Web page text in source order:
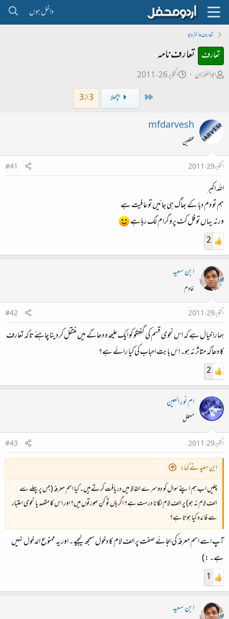
داخل ہوں
تعارف و انٹرویو
تعارف تعارف نامہ
ص
ب
ل
ی
ابوالفوزان
ت
ا
ء
اکتوبر 26، 2011
First
پچھلا 3 از 3
mfdarvesh
محفلین
اکتوبر 29، 2011
#41
اللہ اکبر
ہم تو دم دبا کے بھاگ ہی جائیں تو عافیت ہے
ورنہ یہاں تو فل کٹ پروگرام لگ رہا ہے
2
ابن سعید
خادم
اکتوبر 29، 2011
#42
ہمارا خیال ہے کہ اس نحوی قسم کی گفتگو کو ایک علیحدہ دھاگے میں منتقل کر دینا چاہئے تاکہ تعارف
کا دھاگہ متاثر نہ ہو۔ اس بابت احباب کی کیا رائے ہے؟
2
ام نور العين
معطل
اکتوبر 29، 2011
#43
ابن سعید نے کہا:
چلیں اب ہم اپنے سوال کو دوسرے الفاظ میں دریافت کرتے ہیں۔ کیا اسم معرفہ (جس پر پہلے سے
الف لام نہ ہو) پر الف لام لگانا درست ہے؟ اگر ہاں تو کن صورتوں میں؟ اور اس کا مقصد یا نحوی اعتبار
سے فائدہ کیا ہوتا ہے؟
آپ اسے اسم معرفہ کی بجائے صفت پر الف لام كا دخول سمجھ ليجیے ۔ اور يہ ممنوع الدخول نہيں
ہے۔ : )
1
ابن سعید